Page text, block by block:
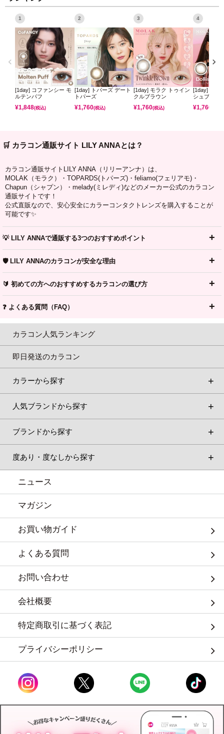
1
[1day] コファンシー モ
ルテンパフ
¥1,848(税込)
2
[1day] トパーズ デート
トパーズ
¥1,760(税込)
3
[1day] モラク トゥイン
クルブラウン
¥1,760(税込)
4
[1day] モラ
シュブラウ
¥1,760
🛒 カラコン通販サイト LILY ANNAとは？
カラコン通販サイトLILY ANNA（リリーアンナ）は、
MOLAK（モラク）・TOPARDS(トパーズ)・feliamo(フェリアモ)・
Chapun（シャプン）・melady(ミレディ)などのメーカー公式のカラコン
通販サイトです！
公式直販なので、安心安全にカラーコンタクトレンズを購入することが
可能です✨
💡 LILY ANNAで通販する3つのおすすめポイント
🛡️ LILY ANNAのカラコンが安全な理由
🔰 初めての方へのおすすめするカラコンの選び方
❓ よくある質問（FAQ）
カラコン人気ランキング
即日発送のカラコン
カラーから探す
人気ブランドから探す
ブランドから探す
度あり・度なしから探す
ニュース
マガジン
お買い物ガイド
よくある質問
お問い合わせ
会社概要
特定商取引に基づく表記
プライバシーポリシー